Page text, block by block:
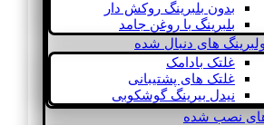
بدون بلبرینگ روکش دار
بلبرینگ با روغن جامد
های دنبال شده
غلتک بادامک
غلتک های پشتیبانی
نیدل بیرینگ گوشکوبی
های نصب شده